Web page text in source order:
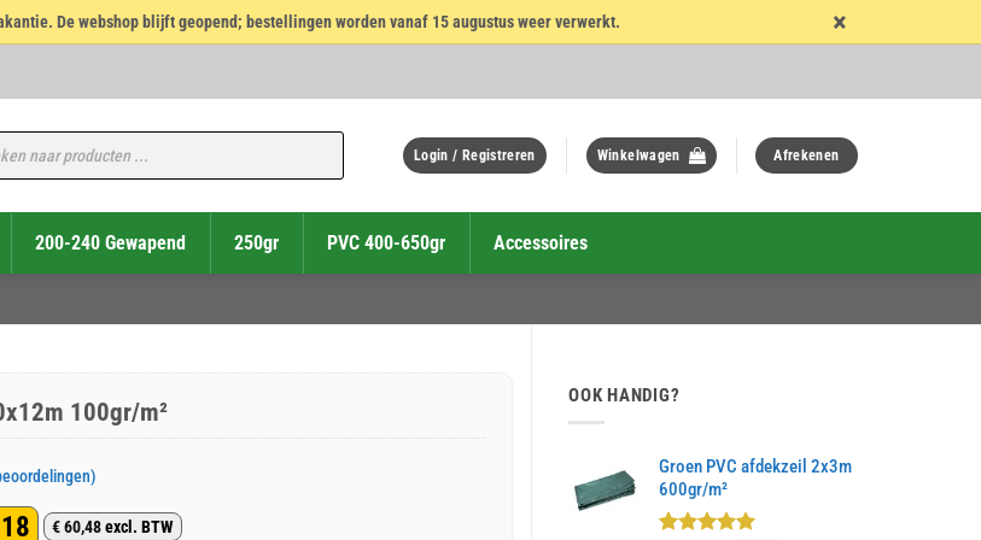
De webshop blijft geopend; bestellingen worden vanaf 15 augustus weer verwerkt. ×
Login / Registreren Winkelwagen Afrekenen
200-240 Gewapend 250gr PVC 400-650gr Accessoires
OOK HANDIG?
Groen PVC afdekzeil 2x3m
600gr/m²
100gr/m²
€60,48excl. BTW